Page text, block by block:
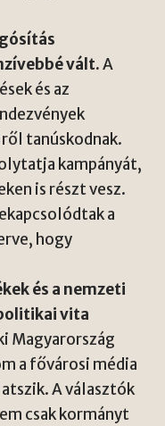
vált.A
és az
tanúskodnak.
kampányát,
is részt vesz.
a
hogy
és a nemzeti
vita
Magyarország
a fővárosi média
A választók
csak kormányt